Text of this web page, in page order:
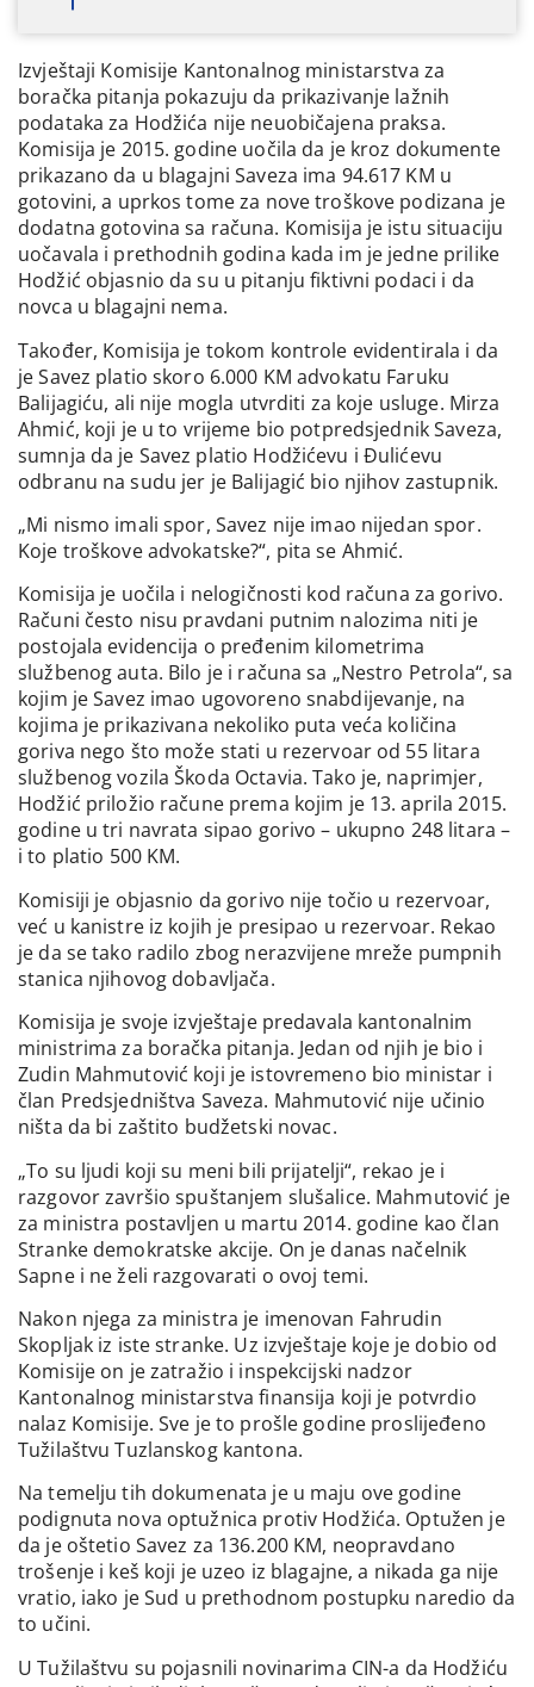
Izvještaji Komisije Kantonalnog ministarstva za
boračka pitanja pokazuju da prikazivanje lažnih
podataka za Hodžića nije neuobičajena praksa.
Komisija je 2015. godine uočila da je kroz dokumente
prikazano da u blagajni Saveza ima 94.617 KM u
gotovini, a uprkos tome za nove troškove podizana je
dodatna gotovina sa računa. Komisija je istu situaciju
uočavala i prethodnih godina kada im je jedne prilike
Hodžić objasnio da su u pitanju fiktivni podaci i da
novca u blagajni nema.
Također, Komisija je tokom kontrole evidentirala i da
je Savez platio skoro 6.000 KM advokatu Faruku
Balijagiću, ali nije mogla utvrditi za koje usluge. Mirza
Ahmić, koji je u to vrijeme bio potpredsjednik Saveza,
sumnja da je Savez platio Hodžićevu i Đulićevu
odbranu na sudu jer je Balijagić bio njihov zastupnik.
„Mi nismo imali spor, Savez nije imao nijedan spor.
Koje troškove advokatske?“, pita se Ahmić.
Komisija je uočila i nelogičnosti kod računa za gorivo.
Računi često nisu pravdani putnim nalozima niti je
postojala evidencija o pređenim kilometrima
službenog auta. Bilo je i računa sa „Nestro Petrola“, sa
kojim je Savez imao ugovoreno snabdijevanje, na
kojima je prikazivana nekoliko puta veća količina
goriva nego što može stati u rezervoar od 55 litara
službenog vozila Škoda Octavia. Tako je, naprimjer,
Hodžić priložio račune prema kojim je 13. aprila 2015.
godine u tri navrata sipao gorivo – ukupno 248 litara –
i to platio 500 KM.
Komisiji je objasnio da gorivo nije točio u rezervoar,
već u kanistre iz kojih je presipao u rezervoar. Rekao
je da se tako radilo zbog nerazvijene mreže pumpnih
stanica njihovog dobavljača.
Komisija je svoje izvještaje predavala kantonalnim
ministrima za boračka pitanja. Jedan od njih je bio i
Zudin Mahmutović koji je istovremeno bio ministar i
član Predsjedništva Saveza. Mahmutović nije učinio
ništa da bi zaštito budžetski novac.
„To su ljudi koji su meni bili prijatelji“, rekao je i
razgovor završio spuštanjem slušalice. Mahmutović je
za ministra postavljen u martu 2014. godine kao član
Stranke demokratske akcije. On je danas načelnik
Sapne i ne želi razgovarati o ovoj temi.
Nakon njega za ministra je imenovan Fahrudin
Skopljak iz iste stranke. Uz izvještaje koje je dobio od
Komisije on je zatražio i inspekcijski nadzor
Kantonalnog ministarstva finansija koji je potvrdio
nalaz Komisije. Sve je to prošle godine proslijeđeno
Tužilaštvu Tuzlanskog kantona.
Na temelju tih dokumenata je u maju ove godine
podignuta nova optužnica protiv Hodžića. Optužen je
da je oštetio Savez za 136.200 KM, neopravdano
trošenje i keš koji je uzeo iz blagajne, a nikada ga nije
vratio, iako je Sud u prethodnom postupku naredio da
to učini.
U Tužilaštvu su pojasnili novinarima CIN-a da Hodžiću